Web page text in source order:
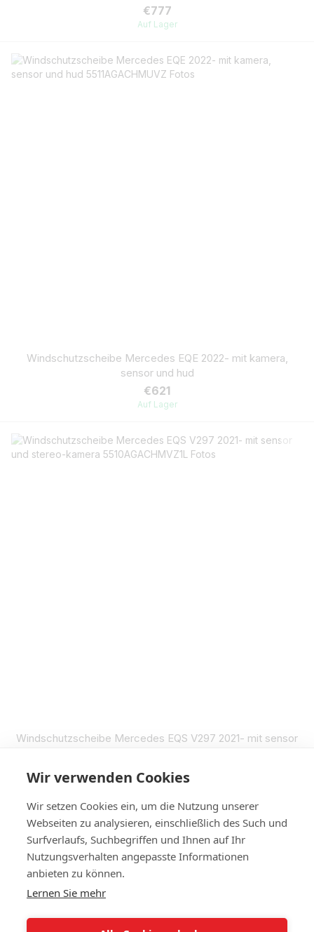
€777
Auf Lager
Windschutzscheibe Mercedes EQE 2022- mit kamera,
sensor und hud
€621
Auf Lager
Windschutzscheibe Mercedes EQS V297 2021- mit sensor
€433
Auf Lager
+4314420014
Wir verwenden Cookies
Wir setzen Cookies ein, um die Nutzung unserer
Webseiten zu analysieren, einschließlich des Such und
Surfverlaufs, Suchbegriffen und Ihnen auf Ihr
Nutzungsverhalten angepasste Informationen
anbieten zu können.
Lernen Sie mehr